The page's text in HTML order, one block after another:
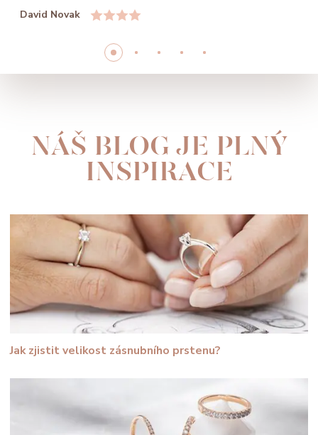
David Novak
NÁŠ BLOG JE PLNÝ
INSPIRACE
Jak zjistit velikost zásnubního prstenu?